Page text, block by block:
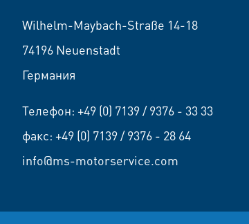
Wilhelm-Maybach-Straße 14-18
74196 Neuenstadt
Германия
Телефон: +49 (0) 7139 / 9376 - 33 33
факс: +49 (0) 7139 / 9376 - 28 64
info@ms-motorservice.com